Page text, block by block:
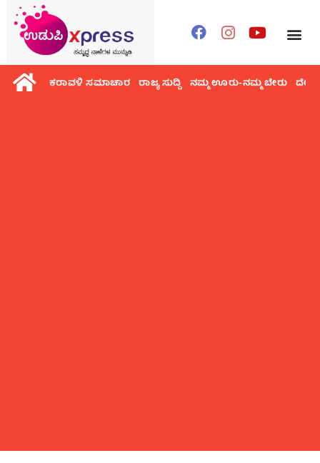
ಕರಾವಳಿ ಸಮಾಚಾರ ರಾಜ್ಯ ಸುದ್ದಿ ನಮ್ಮ ಊರು-ನಮ್ಮ ಬೇರು ದೇಶ